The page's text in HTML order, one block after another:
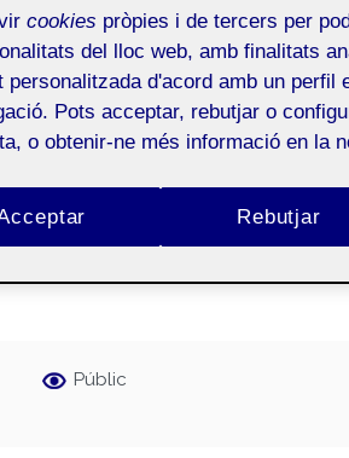
Públic
cookies pròpies i de tercers per
del lloc web, amb finalitats
personalitzada d'acord amb un perfil
Pots acceptar, rebutjar o
o obtenir-ne més informació en la
Rebutjar